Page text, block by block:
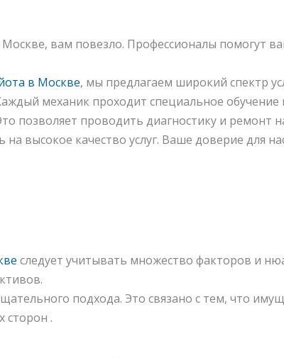
вам повезло. Профессионалы помогут
в Москве, мы предлагаем широкий спектр
механик проходит специальное
позволяет проводить диагностику и ремонт
высокое качество услуг. Ваше доверие для
следует учитывать множество факторов и
подхода. Это связано с тем, что
сторон .